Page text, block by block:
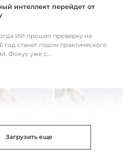
интеллект перейдет от
ИИ прошел проверку на
год станет годом практического
Фокус уже с...
Загрузить еще